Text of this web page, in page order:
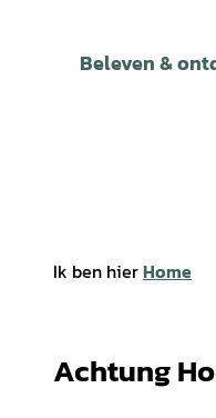
Beleven &
Ik ben hierHome
Achtung